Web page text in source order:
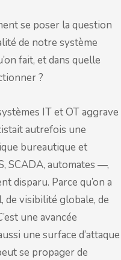
se poser la question
de notre système
fait, et dans quelle
?
IT et OT aggrave
autrefois une
bureautique et
SCADA, automates —,
disparu. Parce qu’on a
de visibilité globale, de
une avancée
une surface d’attaque
se propager de